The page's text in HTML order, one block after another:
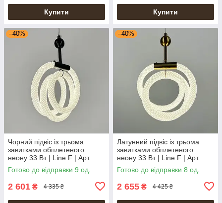
Купити Купити
–40%
Чорний підвіс із трьома
завитками обплетеного
неону 33 Вт | Line F | Арт.
MJ201-400 BK
Готово до відправки 9 од.
2 601 ₴ 4 335 ₴
–40%
Латунний підвіс із трьома
завитками обплетеного
неону 33 Вт | Line F | Арт.
MJ201-400 AB
Готово до відправки 8 од.
2 655 ₴ 4 425 ₴